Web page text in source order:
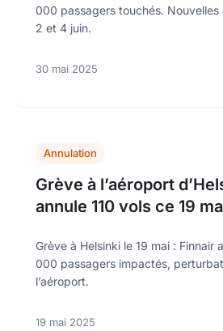
000 passagers touchés.
2 et 4 juin.
30 mai 2025
Annulation
Grève à l’aéroport
annule 110 vols ce 19
Grève à Helsinki le 19 mai : Finnair
000 passagers impactés,
l’aéroport.
19 mai 2025